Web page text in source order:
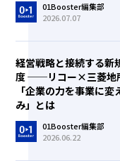
01Booster編集部
2026.07.07
経営戦略と接続する新
度 ──リコー×三菱地
「企業の力を事業に変
み」とは
01Booster編集部
2026.06.22